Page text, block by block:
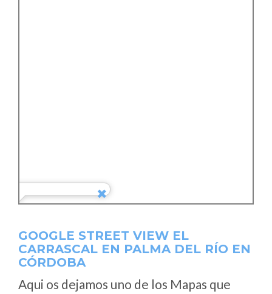
GOOGLE STREET VIEW EL
CARRASCAL EN PALMA DEL RÍO EN
CÓRDOBA
Aqui os dejamos uno de los Mapas que